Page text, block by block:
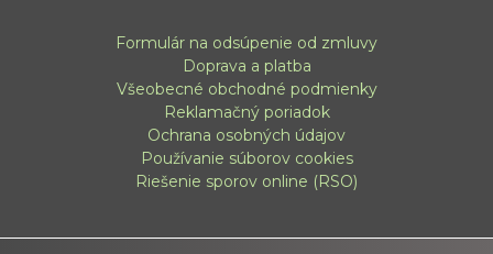
Formulár na odsúpenie od zmluvy
Doprava a platba
Všeobecné obchodné podmienky
Reklamačný poriadok
Ochrana osobných údajov
Používanie súborov cookies
Riešenie sporov online (RSO)